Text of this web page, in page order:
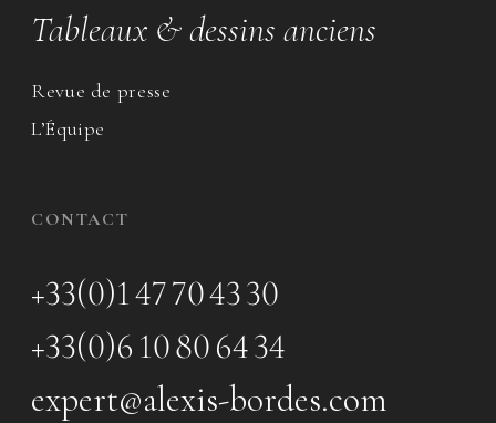
Tableaux & dessins anciens
Revue de presse
L’Équipe
CONTACT
+33(0)1 47 70 43 30
+33(0)6 10 80 64 34
expert@alexis-bordes.com